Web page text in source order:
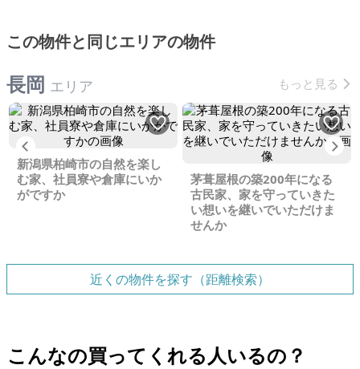
この物件と同じエリアの物件
長岡 エリア もっと見る
Previous
新潟県柏崎市の自然を楽し
む家、社員寮や倉庫にいか
がですか
茅葺屋根の築200年になる
古民家、家を守っていきた
い想いを継いでいただけま
せんか
近くの物件を探す（距離検索）
こんなの買ってくれる人いるの？